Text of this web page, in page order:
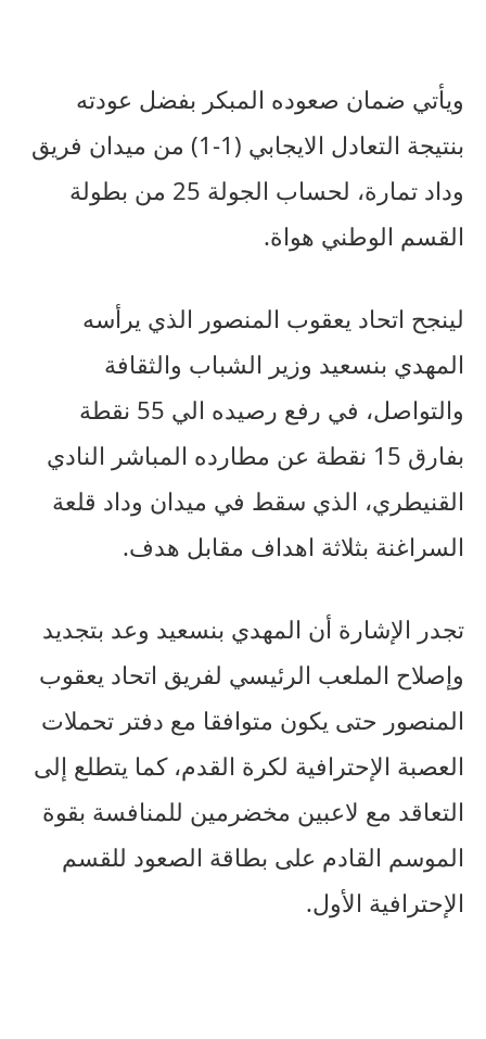
ويأتي ضمان صعوده المبكر بفضل عودته
بنتيجة التعادل الايجابي (1-1) من ميدان فريق
وداد تمارة، لحساب الجولة 25 من بطولة
القسم الوطني هواة.
لينجح اتحاد يعقوب المنصور الذي يرأسه
المهدي بنسعيد وزير الشباب والثقافة
والتواصل، في رفع رصيده الي 55 نقطة
بفارق 15 نقطة عن مطارده المباشر النادي
القنيطري، الذي سقط في ميدان وداد قلعة
السراغنة بثلاثة اهداف مقابل هدف.
تجدر الإشارة أن المهدي بنسعيد وعد بتجديد
وإصلاح الملعب الرئيسي لفريق اتحاد يعقوب
المنصور حتى يكون متوافقا مع دفتر تحملات
العصبة الإحترافية لكرة القدم، كما يتطلع إلى
التعاقد مع لاعبين مخضرمين للمنافسة بقوة
الموسم القادم على بطاقة الصعود للقسم
الإحترافية الأول.